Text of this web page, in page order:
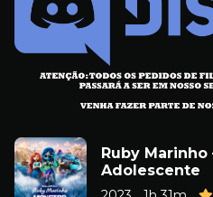
Ruby Marinho
Adolescente